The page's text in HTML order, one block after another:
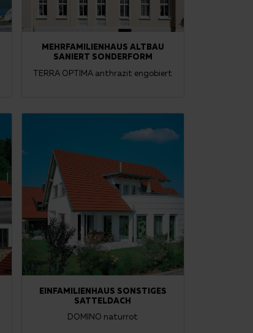
MEHRFAMILIENHAUS ALTBAU
SANIERT SONDERFORM
TERRA OPTIMA anthrazit engobiert
EINFAMILIENHAUS SONSTIGES
SATTELDACH
DOMINO naturrot